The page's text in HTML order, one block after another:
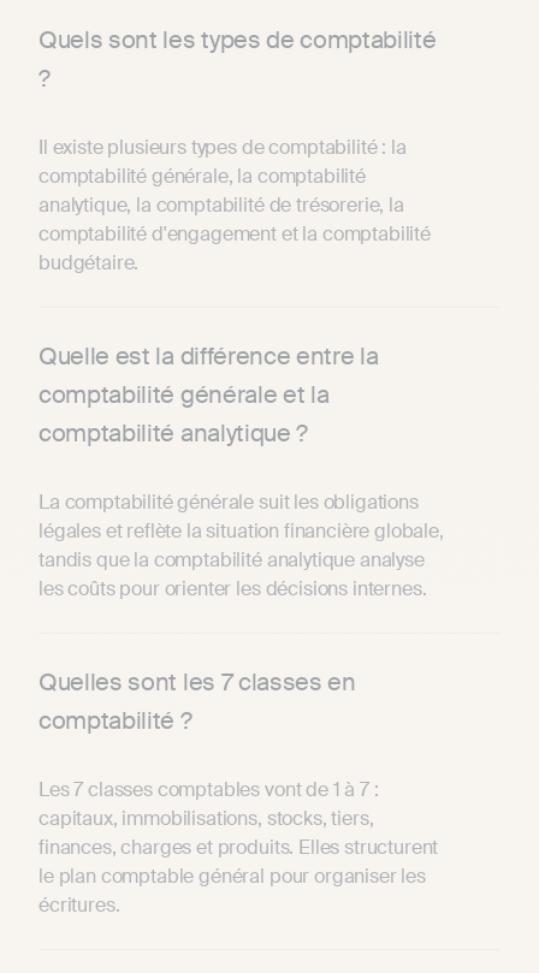
Quels sont les types de comptabilité
?
Il existe plusieurs types de comptabilité : la
comptabilité générale, la comptabilité
analytique, la comptabilité de trésorerie, la
comptabilité d'engagement et la comptabilité
budgétaire.
Quelle est la différence entre la
comptabilité générale et la
comptabilité analytique ?
La comptabilité générale suit les obligations
légales et reflète la situation financière globale,
tandis que la comptabilité analytique analyse
les coûts pour orienter les décisions internes.
Quelles sont les 7 classes en
comptabilité ?
Les 7 classes comptables vont de 1 à 7 :
capitaux, immobilisations, stocks, tiers,
finances, charges et produits. Elles structurent
le plan comptable général pour organiser les
écritures.